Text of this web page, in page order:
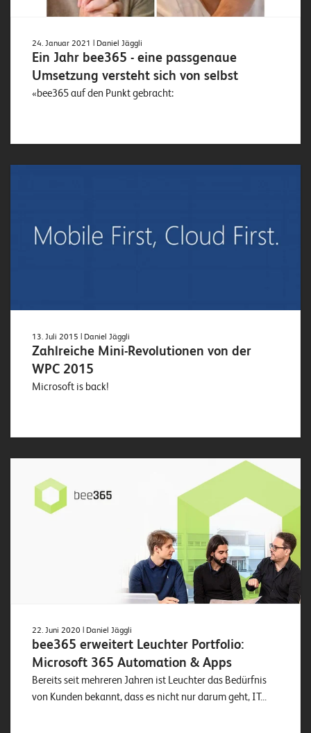
24. Januar 2021 | Daniel Jäggli
Ein Jahr bee365 - eine passgenaue
Umsetzung versteht sich von selbst
«bee365 auf den Punkt gebracht:
13. Juli 2015 | Daniel Jäggli
Zahlreiche Mini-Revolutionen von der
WPC 2015
Microsoft is back!
22. Juni 2020 | Daniel Jäggli
bee365 erweitert Leuchter Portfolio:
Microsoft 365 Automation & Apps
Bereits seit mehreren Jahren ist Leuchter das Bedürfnis
von Kunden bekannt, dass es nicht nur darum geht, IT...